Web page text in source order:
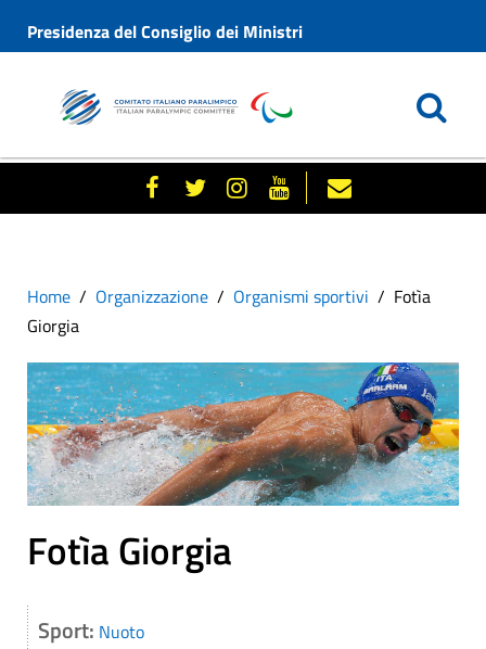
Presidenza del Consiglio dei Ministri
Home Organizzazione Organismi sportivi
Fotìa
Giorgia
Fotìa Giorgia
Sport: Nuoto